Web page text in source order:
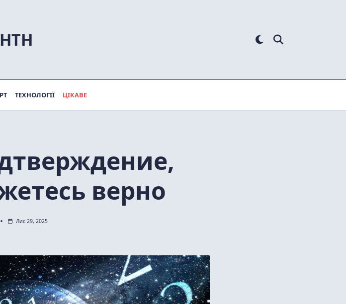
ТЕХНОЛОГІЇ ЦІКАВЕ
верно
Лис 29, 2025